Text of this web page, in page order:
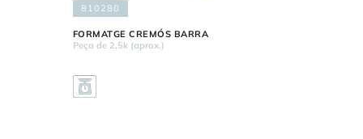
810280
FORMATGE CREMÓS BARRA
Peça de 2,5k (aprox.)